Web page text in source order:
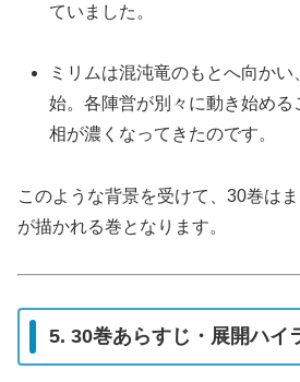
ていました。
ミリムは混沌竜のもとへ向かい
始。各陣営が別々に動き始める
相が濃くなってきたのです。
このような背景を受けて、30巻は
が描かれる巻となります。
5. 30巻あらすじ・展開ハイ